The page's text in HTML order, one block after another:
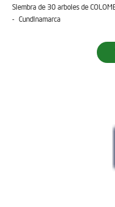
Siembra de 30 arboles de
- Cundinamarca